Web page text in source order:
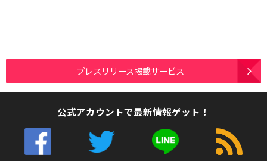
プレスリリース掲載サービス
公式アカウントで最新情報ゲット！